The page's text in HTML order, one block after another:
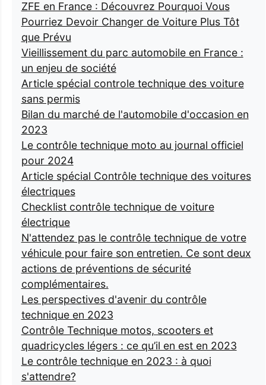
ZFE en France : Découvrez Pourquoi Vous
Pourriez Devoir Changer de Voiture Plus Tôt
que Prévu
Vieillissement du parc automobile en France :
un enjeu de société
Article spécial controle technique des voiture
sans permis
Bilan du marché de l'automobile d'occasion en
2023
Le contrôle technique moto au journal officiel
pour 2024
Article spécial Contrôle technique des voitures
électriques
Checklist contrôle technique de voiture
électrique
N'attendez pas le contrôle technique de votre
véhicule pour faire son entretien. Ce sont deux
actions de préventions de sécurité
complémentaires.
Les perspectives d'avenir du contrôle
technique en 2023
Contrôle Technique motos, scooters et
quadricycles légers : ce qu’il en est en 2023
Le contrôle technique en 2023 : à quoi
s'attendre?